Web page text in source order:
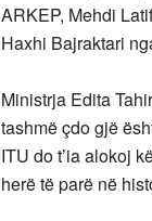
ARKEP, Mehdi
Haxhi Bajraktari
Ministrja Edita
tashmë çdo gjë
ITU do t’ia alokoj
herë të parë në